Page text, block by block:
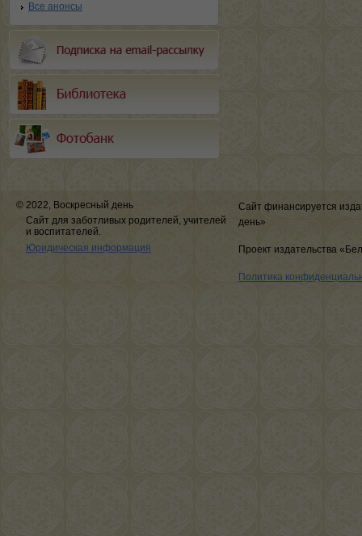
Все анонсы
© 2022, Воскресный день
Сайт для заботливых родителей, учителей
и воспитателей.
Юридическая информация
Сайт финансируется
день»
Проект издательства
Политика